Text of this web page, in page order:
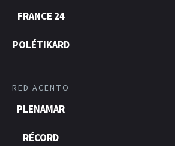
FRANCE 24
POLÉTIKARD
RED ACENTO
PLENAMAR
RÉCORD